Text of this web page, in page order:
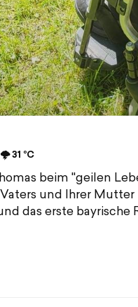
31 °C
beim "geilen
und Ihrer
das erste bayrische